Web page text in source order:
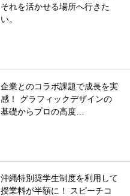
それを活かせる場所へ行きた
い。
企業とのコラボ課題で成長を実
感！ グラフィックデザインの
基礎からプロの高度…
沖縄特別奨学生制度を利用して
授業料が半額に！ スピーチコ